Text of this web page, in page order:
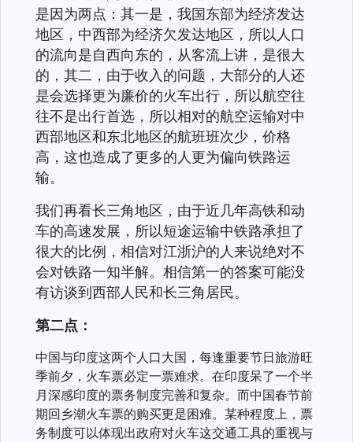
是因为两点：其一是，我国东部为经济发达
地区，中西部为经济欠发达地区，所以人口
的流向是自西向东的，从客流上讲，是很大
的，其二，由于收入的问题，大部分的人还
是会选择更为廉价的火车出行，所以航空往
往不是出行首选，所以相对的航空运输对中
西部地区和东北地区的航班班次少，价格
高，这也造成了更多的人更为偏向铁路运
输。
我们再看长三角地区，由于近几年高铁和动
车的高速发展，所以短途运输中铁路承担了
很大的比例，相信对江浙沪的人来说绝对不
会对铁路一知半解。相信第一的答案可能没
有访谈到西部人民和长三角居民。
第二点：
中国与印度这两个人口大国，每逢重要节日旅游旺
季前夕，火车票必定一票难求。在印度呆了一个半
月深感印度的票务制度完善和复杂。而中国春节前
期回乡潮火车票的购买更是困难。某种程度上，票
务制度可以体现出政府对火车这交通工具的重视与